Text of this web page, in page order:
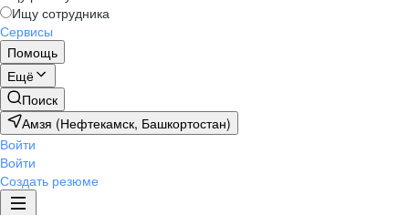
Ищу сотрудника
Сервисы
Помощь
Ещё
Поиск
Амзя (Нефтекамск, Башкортостан)
Войти
Войти
Создать резюме